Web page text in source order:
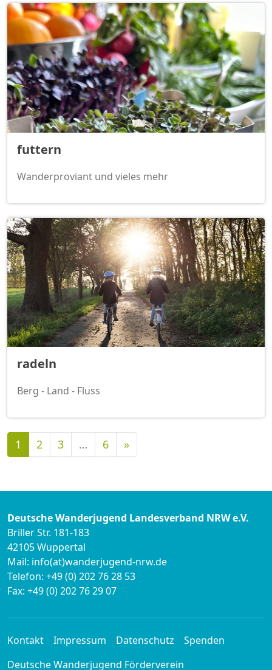
futtern
Wanderproviant und vieles mehr
radeln
Berg - Land - Fluss
1 2 3 … 6 »Nächste
Deutsche Wanderjugend Landesverband NRW e.V.
Briller Str. 181-183
42105 Wuppertal
Mail: info(at)wanderjugend-nrw.de
Telefon: +49 (0) 202 76 28 53
Fax: +49 (0) 202 76 29 07
Kontakt Impressum Datenschutz
Spenden
Deutsche Wanderjugend Förderverein